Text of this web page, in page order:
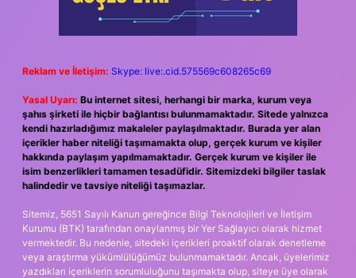
Reklam ve İletişim: Skype: live:.cid.575569c608265c69
Yasal Uyarı: Bu internet sitesi, herhangi bir marka, kurum veya
şahıs şirketi ile hiçbir bağlantısı bulunmamaktadır. Sitede yalnızca
kendi hazırladığımız makaleler paylaşılmaktadır. Burada yer alan
içerikler haber niteliği taşımamakta olup, gerçek kurum ve kişiler
hakkında paylaşım yapılmamaktadır. Gerçek kurum ve kişiler ile
isim benzerlikleri tamamen tesadüfidir. Sitemizdeki bilgiler taslak
halindedir ve tavsiye niteliği taşımazlar.
Sitemiz, 5651 Sayılı Kanun gereğince Bilgi Teknolojileri ve İletişim
Kurumu (BTK) tarafından onaylanmış bir Yer Sağlayıcı olarak hizmet
vermektedir. Bu nedenle, sitedeki içerikleri proaktif olarak denetleme
veya araştırma yükümlülüğümüz bulunmamaktadır. Ancak, üyelerimiz
yazdıkları içeriklerin sorumluluğunu taşımakta olup, siteye üye olarak